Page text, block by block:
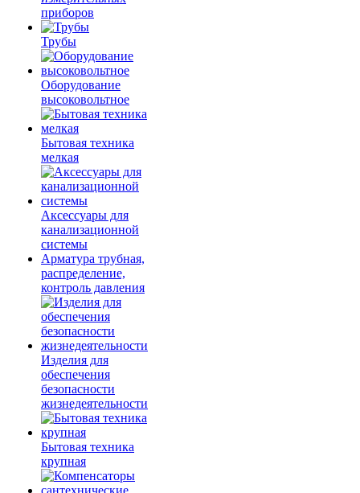
приборов
Трубы
Оборудование
высоковольтное
Бытовая техника
мелкая
Аксессуары для
канализационной
системы
Арматура трубная,
распределение,
контроль давления
Изделия для
обеспечения
безопасности
жизнедеятельности
Бытовая техника
крупная